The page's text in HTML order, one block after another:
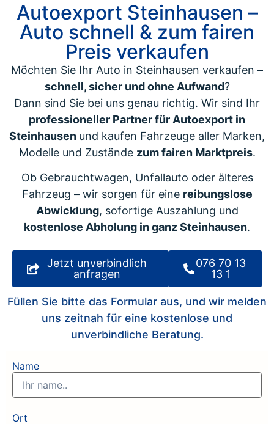
Autoexport Steinhausen –
Auto schnell & zum fairen
Preis verkaufen
Möchten Sie Ihr Auto in Steinhausen verkaufen –
schnell, sicher und ohne Aufwand?
Dann sind Sie bei uns genau richtig. Wir sind Ihr
professioneller Partner für Autoexport in
Steinhausen und kaufen Fahrzeuge aller Marken,
Modelle und Zustände zum fairen Marktpreis.
Ob Gebrauchtwagen, Unfallauto oder älteres
Fahrzeug – wir sorgen für eine reibungslose
Abwicklung, sofortige Auszahlung und
kostenlose Abholung in ganz Steinhausen.
Jetzt unverbindlich
anfragen
076 70 13
13 1
Füllen Sie bitte das Formular aus, und wir melden
uns zeitnah für eine kostenlose und
unverbindliche Beratung.
Name
Ort